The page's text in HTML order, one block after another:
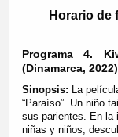
Horario de
Programa 4.
(Dinamarca,
Sinopsis: La
“Paraíso”. Un niño
sus parientes. En la
niñas y niños,